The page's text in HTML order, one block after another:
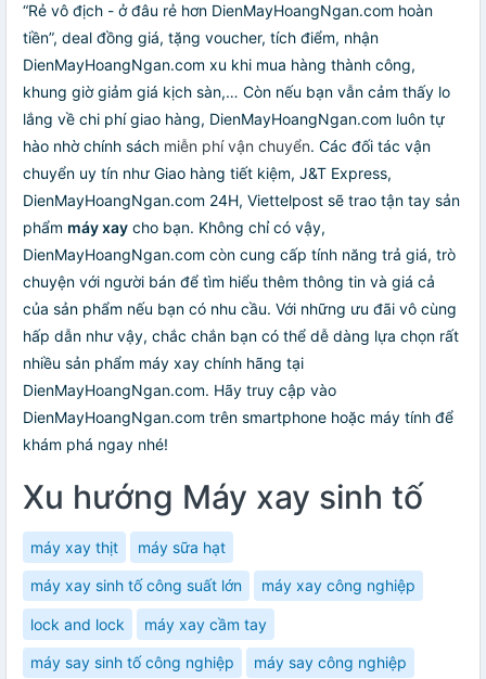
“Rẻ vô địch - ở đâu rẻ hơn DienMayHoangNgan.com hoàn
tiền”, deal đồng giá, tặng voucher, tích điểm, nhận
DienMayHoangNgan.com xu khi mua hàng thành công,
khung giờ giảm giá kịch sàn,… Còn nếu bạn vẫn cảm thấy lo
lắng về chi phí giao hàng, DienMayHoangNgan.com luôn tự
hào nhờ chính sách miễn phí vận chuyển. Các đối tác vận
chuyển uy tín như Giao hàng tiết kiệm, J&T Express,
DienMayHoangNgan.com 24H, Viettelpost sẽ trao tận tay sản
phẩm máy xay cho bạn. Không chỉ có vậy,
DienMayHoangNgan.com còn cung cấp tính năng trả giá, trò
chuyện với người bán để tìm hiểu thêm thông tin và giá cả
của sản phẩm nếu bạn có nhu cầu. Với những ưu đãi vô cùng
hấp dẫn như vậy, chắc chắn bạn có thể dễ dàng lựa chọn rất
nhiều sản phẩm máy xay chính hãng tại
DienMayHoangNgan.com. Hãy truy cập vào
DienMayHoangNgan.com trên smartphone hoặc máy tính để
khám phá ngay nhé!
Xu hướng Máy xay sinh tố
máy xay thịt máy sữa hạt
máy xay sinh tố công suất lớn máy xay công nghiệp
lock and lock máy xay cầm tay
máy say sinh tố công nghiệp máy say công nghiệp